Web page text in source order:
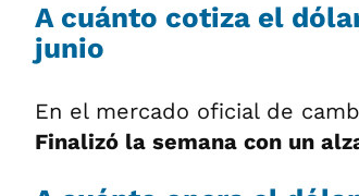
A cuánto cotiza el
junio
En el mercado oficial de
Finalizó la semana con un